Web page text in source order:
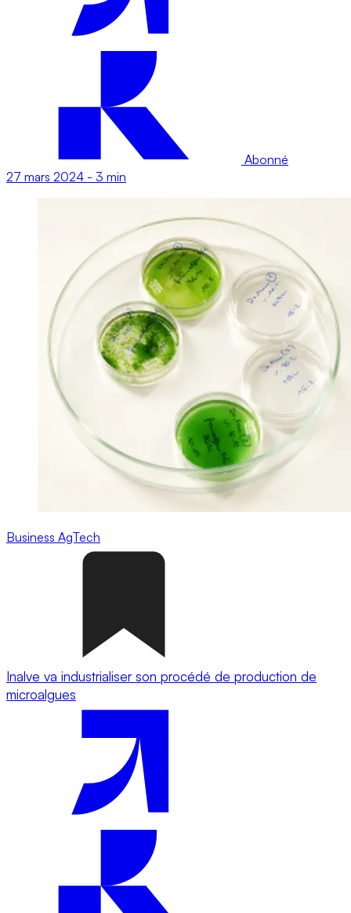
Abonné
27 mars 2024 - 3 min
Business AgTech
Inalve va industrialiser son procédé de production de
microalgues